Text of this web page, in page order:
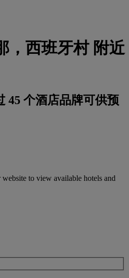
，西班牙村 附近
45 个酒店品牌可供预
to view available hotels and